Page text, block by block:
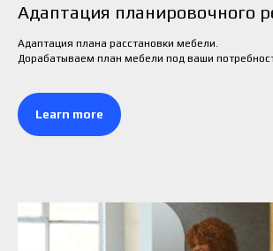
Адаптация планировочного
Адаптация плана расстановки мебели.
Дорабатываем план мебели под ваши
Learn more